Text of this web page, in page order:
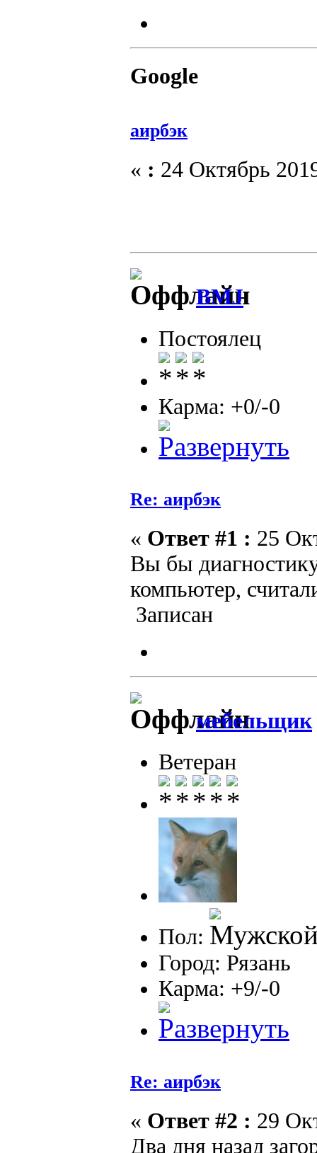
Google
аирбэк
« : 24 Октябрь
BMJ
Постоялец
Карма: +0/-0
Re: аирбэк
« Ответ #1 : 25
Вы бы
компьютер,
Записан
мебельщик
Ветеран
Пол:
Город: Рязань
Карма: +9/-0
Re: аирбэк
« Ответ #2 : 29
Два дня назад